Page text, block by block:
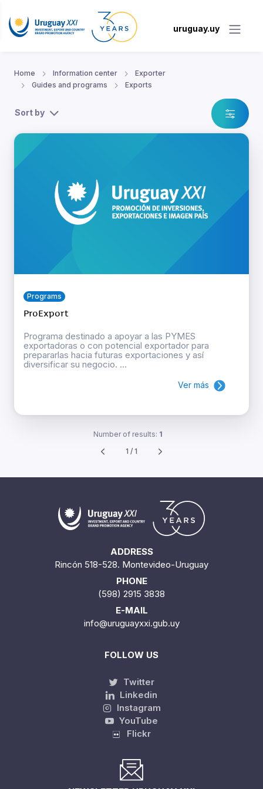
uruguay.uy
Home Information center
Exporter
Guides and programs
Exports
Sort by
Programs
ProExport
Programa destinado a apoyar a las PYMES
exportadoras o con potencial exportador para
prepararlas hacia futuras exportaciones y así
diversificar su negocio. ...
Ver más
Number of results: 1
1 / 1
ADDRESS
Rincón 518-528. Montevideo-Uruguay
PHONE
(598) 2915 3838
E-MAIL
info@uruguayxxi.gub.uy
FOLLOW US
Twitter
Linkedin
Instagram
YouTube
Flickr